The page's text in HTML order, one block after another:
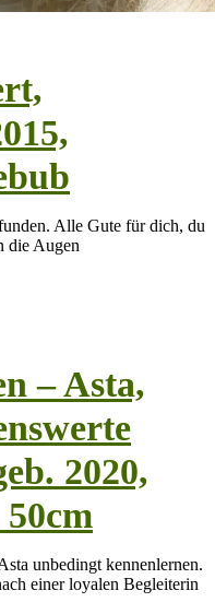
Alle Gute für dich, du
die Augen
– Asta,
2020,
unbedingt kennenlernen.
einer loyalen Begleiterin